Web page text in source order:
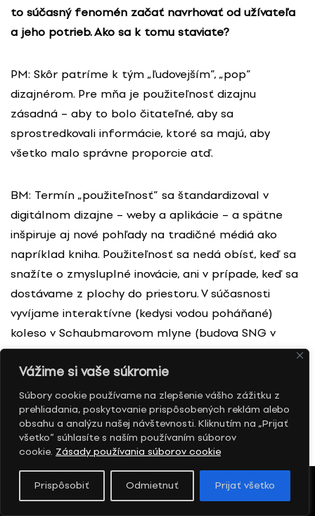
Vážime si vaše súkromie
Súbory cookie používame na zlepšenie vášho zážitku z
prehliadania, poskytovanie prispôsobených reklám alebo
obsahu a analýzu našej návštevnosti. Kliknutím na „Prijať
všetko“ súhlasíte s naším používaním súborov
cookie. Zásady používania súborov cookie
Prispôsobiť Odmietnuť Prijať všetko
to súčasný fenomén začať navrhovať od užívateľa
a jeho potrieb. Ako sa k tomu staviate?
PM: Skôr patríme k tým „ľudovejším”, „pop”
dizajnérom. Pre mňa je použiteľnosť dizajnu
zásadná – aby to bolo čitateľné, aby sa
sprostredkovali informácie, ktoré sa majú, aby
všetko malo správne proporcie atď.
BM: Termín „použiteľnosť” sa štandardizoval v
digitálnom dizajne – weby a aplikácie – a spätne
inšpiruje aj nové pohľady na tradičné médiá ako
napríklad kniha. Použiteľnosť sa nedá obísť, keď sa
snažíte o zmysluplné inovácie, ani v prípade, keď sa
dostávame z plochy do priestoru. V súčasnosti
vyvíjame interaktívne (kedysi vodou poháňané)
koleso v Schaubmarovom mlyne (budova SNG v
Pezinku), pričom bezpečná použiteľnosť pre deti a
dospelých je prioritou. Na dizajne interakcie
pracujem s Petrom Liškom, na konštrukcii,
ergonómii a produktovom dizajne s Borisom
Belanom. Celkovo si myslím, že dnes sa už
užívateľovi ako veličine nedá vyhnúť v žiadnom
dizajne.
PM: Ale dá, ak sa dizajn berie viac ako autorské